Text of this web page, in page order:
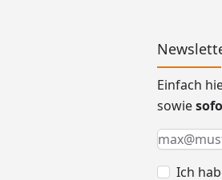
Einfach
sowie
Keine
Eingabe
E-Mail *
Ich